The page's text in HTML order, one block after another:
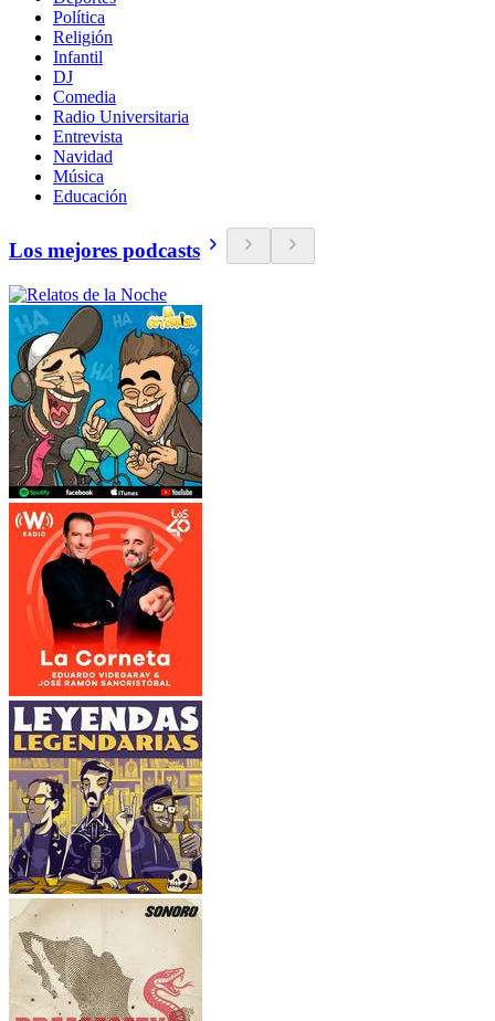
Política
Religión
Infantil
DJ
Comedia
Radio Universitaria
Entrevista
Navidad
Música
Educación
Los mejores podcasts